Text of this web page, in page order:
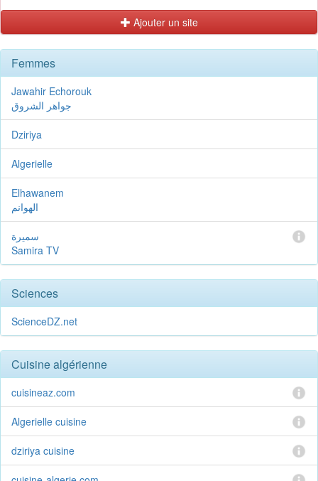
Ajouter un site
Femmes
Jawahir Echorouk
جواهر الشروق
Dziriya
Algerielle
Elhawanem
الهوانم
سميرة
Samira TV
Sciences
ScienceDZ.net
Cuisine algérienne
cuisineaz.com
Algerielle cuisine
dziriya cuisine